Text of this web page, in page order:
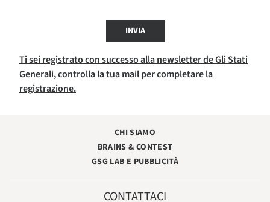
INVIA
Ti sei registrato con successo alla newsletter de Gli Stati
Generali, controlla la tua mail per completare la
registrazione.
CHI SIAMO
BRAINS & CONTEST
GSG LAB E PUBBLICITÀ
CONTATTACI